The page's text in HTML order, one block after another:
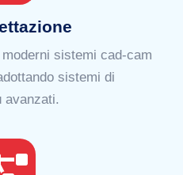
sistemi cad-cam
sistemi di
avanzati.